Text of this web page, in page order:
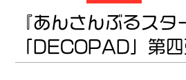
『あんさんぶるスタ
「DECOPAD」第